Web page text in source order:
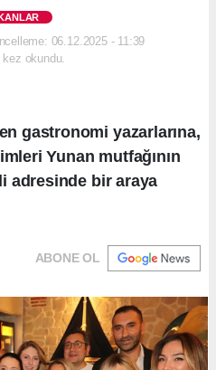
06.12.2025 - 11:39
okundu.
gastronomi yazarlarına,
Yunan mutfağının
adresinde bir araya
ABONE OL